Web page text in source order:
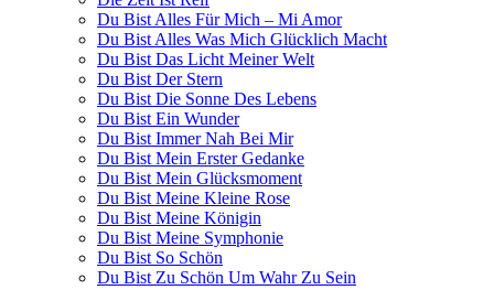
Du Bist Alles Für Mich – Mi Amor
Du Bist Alles Was Mich Glücklich Macht
Du Bist Das Licht Meiner Welt
Du Bist Der Stern
Du Bist Die Sonne Des Lebens
Du Bist Ein Wunder
Du Bist Immer Nah Bei Mir
Du Bist Mein Erster Gedanke
Du Bist Mein Glücksmoment
Du Bist Meine Kleine Rose
Du Bist Meine Königin
Du Bist Meine Symphonie
Du Bist So Schön
Du Bist Zu Schön Um Wahr Zu Sein